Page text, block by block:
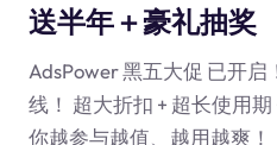
送半年＋豪礼抽奖
AdsPower 黑五大促 已开
线！ 超大折扣 + 超长使用
你越参与越值、越用越爽！